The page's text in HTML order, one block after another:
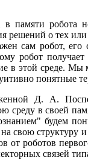
памяти робота
решений о тех
сам робот, его
робот
в этой среде. Мы
понятные
Д. А.
среду в своей
будем
на свою
от роботов
связей